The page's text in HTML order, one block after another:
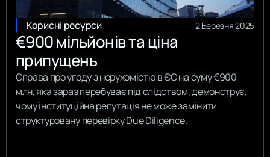
Корисні ресурси 2 Березня 2025
€900 мільйонів та ціна
припущень
Справа про угоду з нерухомістю в ЄС на суму €900
млн, яка зараз перебуває під слідством, демонструє,
чому інституційна репутація не може замінити
структуровану перевірку Due Diligence.